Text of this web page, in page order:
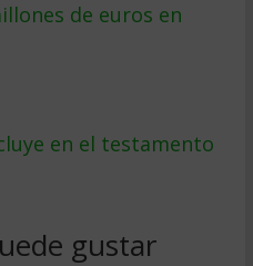
de euros en
en el testamento
gustar